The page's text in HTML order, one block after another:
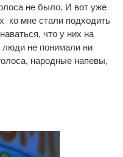
не было. И вот уже
ко мне стали подходить
что у них на
не понимали ни
народные напевы,